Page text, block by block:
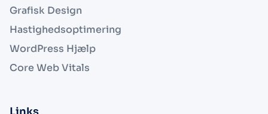
Grafisk Design
Hastighedsoptimering
WordPress Hjælp
Core Web Vitals